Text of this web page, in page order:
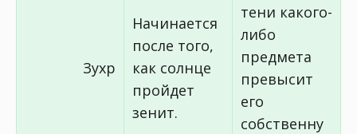
Зухр
Начинается
после того,
как солнце
пройдет
зенит.
тени какого-
либо
предмета
превысит
его
собственну